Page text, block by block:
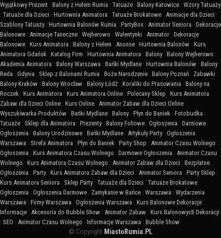
Wyjątkowy Prezent : Balony z Helem Rumia : Tatuaże : Balony Katowice : Wzory Tatuaży
: Tatuaże dla Dzieci : Hurtownia Animatora : Tatuaże Brokatowe : Animacje dla Dzieci :
Szablony Tatuaży : Hurtownia Balonów Rumia : PartyBox : Animator Seniora : Dekoracje
Balonowe : Animacje Taneczne : Wejherowo : Walentynki : Animator : Dekoracje
Balonowe : Kurs Animatora : Balony z Helem : Anonse : Hurtownia Balonów : Kurs
Animatora Gdańsk : Katalog Firm : Hurtownia Animatora : Balony : Balony Wejherowo :
Akademia Animatora : Balony Warszawa : Bańki Mydlane : Hurtownia Balonów : Balony
Reda : Gdynia : Sklep z Balonami Rumia : Boże Narodzenie : Balony Poznań : Zabawki :
Balony Kraków : Balony Wrocław : Balony Łódź : Koraliki do Prasowania : Balony na
Roczek : Kurs Animatora : Kurs Animatora Online : Polecany Sklep : Kurs Animatora
Zabaw dla Dzieci Online : Kurs Online : Animator Zabaw dla Dzieci Online :
Wyszukiwarka Produktów : Bańki Mydlane : Balony : Płyn do Baniek : Fotobudka :
Tatuaże : Sklep dla Animatora : Prezenty : Balony Foliowe : Ogłoszenia : Darmowe
Ogłoszenia : Balony Urodzinowe : Bańki Mydlane : Artykuły Party : Ogłoszenia
Warszawa : Strefa Animatora : Płyn do Baniek : Party Shop : Animator Czasu Wolnego :
Ogłoszenia : Kurs Animatora Czasu Wolnego : Darmowe Ogłoszenia : Animator Czasu
Wolnego : Kurs Animatora Czasu Wolnego : Animator Zabaw dla Dzieci : Bezpłatne
Ogłoszenia : Party : Kurs Animatora Zabaw dla Dzieci : Animator Seniora : Party Sklep :
Kurs Animatora Seniora : Sklep Party : Tatuaże dla Dzieci : Tatuaże Brokatowe :
Ogłoszenia : Ogłoszenia Darmowe : Zamykanie w Bańce : Warszawa : Wydarzenia
Warszawa : Firmy Warszawa : Ogłoszenia Warszawa : Kurs Balonowe Dekoracje :
Informacje : Akcesoria do Bubble Show : Animator Zabaw : Kurs Balonowych Dekoracji
: SEO : Animator Czasu Wolnego : Informacje Warszawa : Bubble Show
© Copyright MiastoRumia.PL